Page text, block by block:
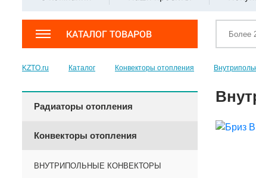
КАТАЛОГ ТОВАРОВ
KZTO.ru Каталог Конвекторы отопления
Радиаторы отопления
Конвекторы отопления
ВНУТРИПОЛЬНЫЕ КОНВЕКТОРЫ